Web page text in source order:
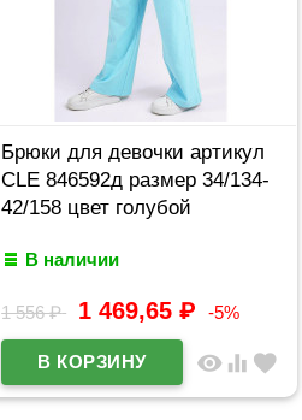
Брюки для девочки артикул
CLE 846592д размер 34/134-
42/158 цвет голубой
В наличии
1 556₽ 1 469,65₽ -5%
visibility equalizer favorite